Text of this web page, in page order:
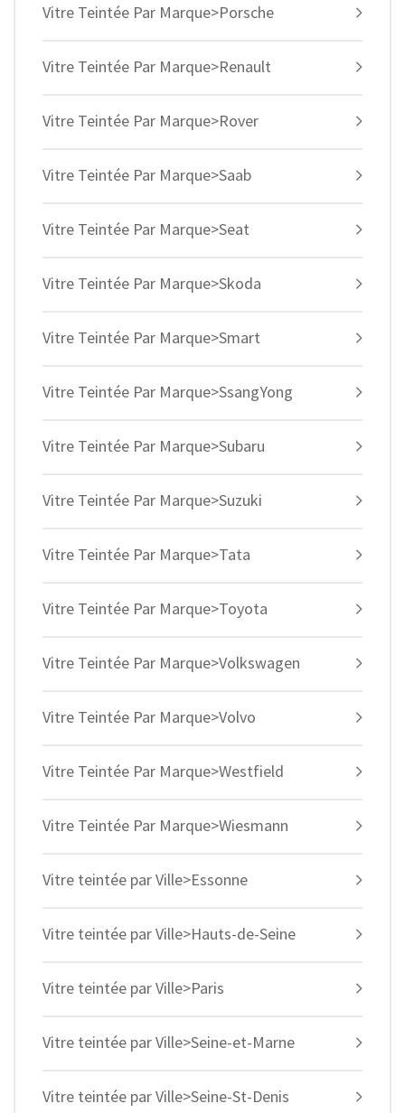
Vitre Teintée Par Marque>Porsche
Vitre Teintée Par Marque>Renault
Vitre Teintée Par Marque>Rover
Vitre Teintée Par Marque>Saab
Vitre Teintée Par Marque>Seat
Vitre Teintée Par Marque>Skoda
Vitre Teintée Par Marque>Smart
Vitre Teintée Par Marque>SsangYong
Vitre Teintée Par Marque>Subaru
Vitre Teintée Par Marque>Suzuki
Vitre Teintée Par Marque>Tata
Vitre Teintée Par Marque>Toyota
Vitre Teintée Par Marque>Volkswagen
Vitre Teintée Par Marque>Volvo
Vitre Teintée Par Marque>Westfield
Vitre Teintée Par Marque>Wiesmann
Vitre teintée par Ville>Essonne
Vitre teintée par Ville>Hauts-de-Seine
Vitre teintée par Ville>Paris
Vitre teintée par Ville>Seine-et-Marne
Vitre teintée par Ville>Seine-St-Denis